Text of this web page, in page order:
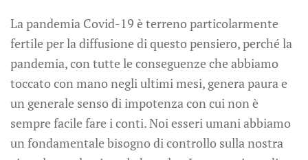
La pandemia Covid-19 è terreno particolarmente
fertile per la diffusione di questo pensiero, perché la
pandemia, con tutte le conseguenze che abbiamo
toccato con mano negli ultimi mesi, genera paura e
un generale senso di impotenza con cui non è
sempre facile fare i conti. Noi esseri umani abbiamo
un fondamentale bisogno di controllo sulla nostra